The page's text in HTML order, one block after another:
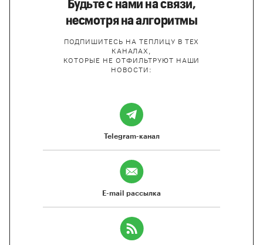
несмотря на алгоритмы
ПОДПИШИТЕСЬ НА ТЕПЛИЦУ В ТЕХ
КАНАЛАХ,
КОТОРЫЕ НЕ ОТФИЛЬТРУЮТ НАШИ
НОВОСТИ:
Telegram-канал
E-mail рассылка